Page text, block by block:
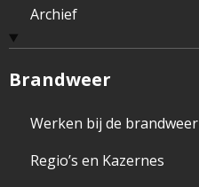
Archief
Brandweer
Werken bij de brandweer
Regio’s en Kazernes